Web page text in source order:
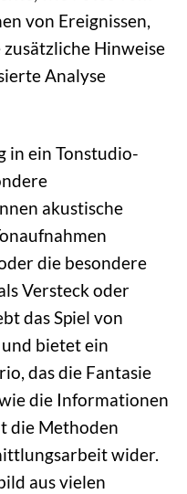
von Ereignissen,
zusätzliche Hinweise
Analyse
in ein Tonstudio-
akustische
die besondere
Versteck oder
das Spiel von
bietet ein
das die Fantasie
die Informationen
die Methoden
wider.
aus vielen